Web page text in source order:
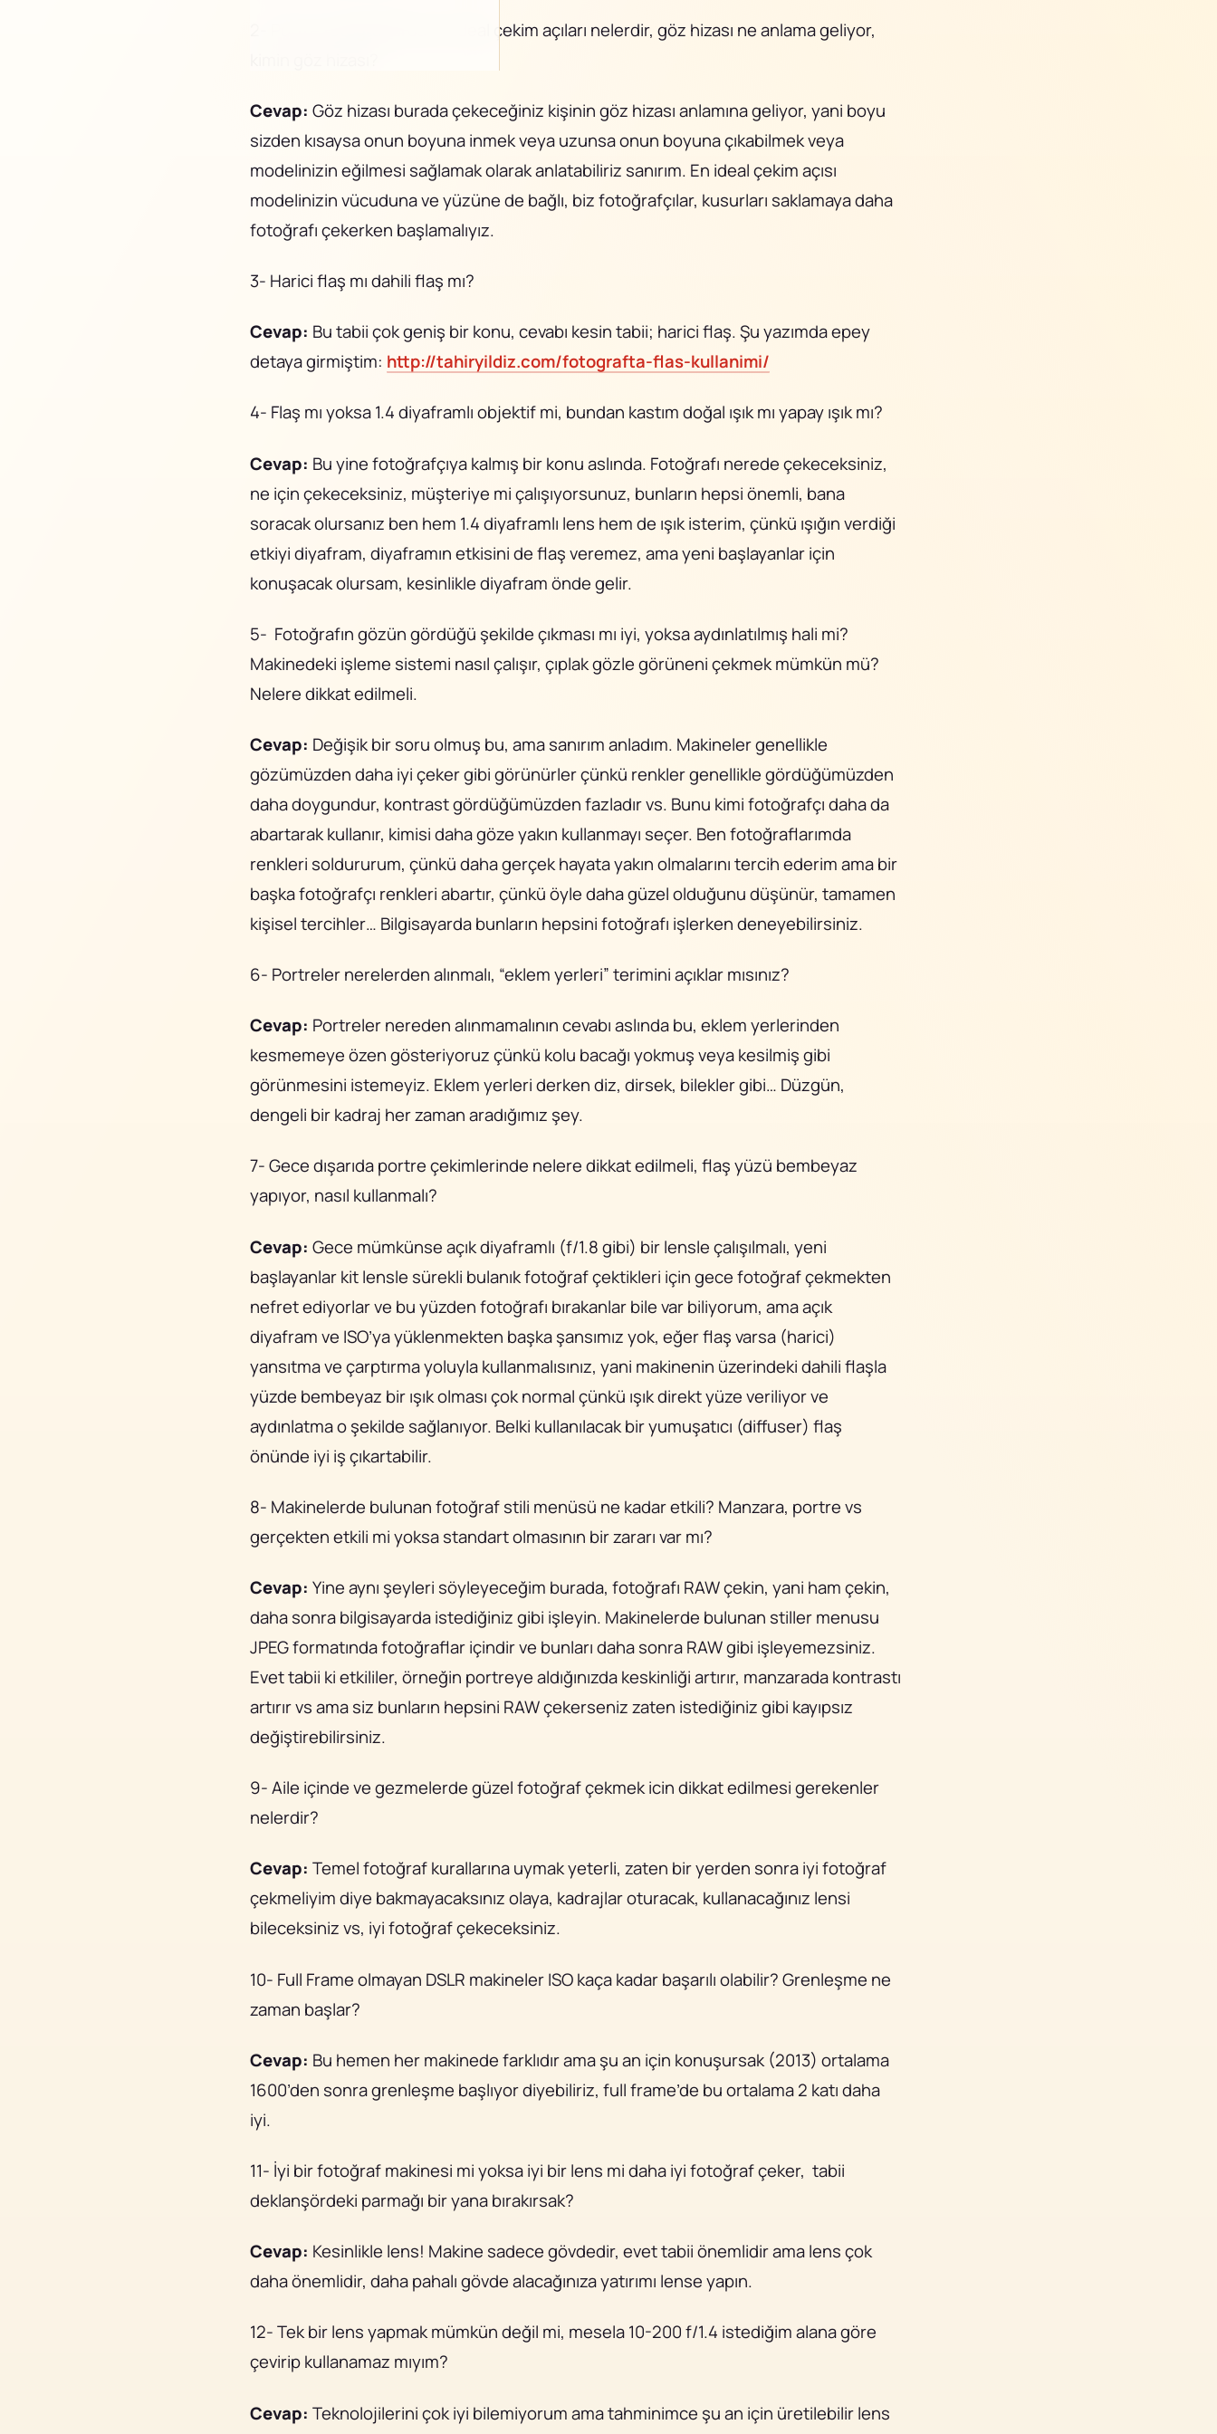
2- Portre fotoğraflarda en ideal çekim açıları nelerdir, göz hizası ne anlama geliyor,
Cevap: Göz hizası burada çekeceğiniz kişinin göz hizası anlamına geliyor, yani boyu
sizden kısaysa onun boyuna inmek veya uzunsa onun boyuna çıkabilmek veya
modelinizin eğilmesi sağlamak olarak anlatabiliriz sanırım. En ideal çekim açısı
modelinizin vücuduna ve yüzüne de bağlı, biz fotoğrafçılar, kusurları saklamaya daha
fotoğrafı çekerken başlamalıyız.
3- Harici flaş mı dahili flaş mı?
Cevap: Bu tabii çok geniş bir konu, cevabı kesin tabii; harici flaş. Şu yazımda epey
detaya girmiştim: http://tahiryildiz.com/fotografta-flas-kullanimi/
4- Flaş mı yoksa 1.4 diyaframlı objektif mi, bundan kastım doğal ışık mı yapay ışık mı?
Cevap: Bu yine fotoğrafçıya kalmış bir konu aslında. Fotoğrafı nerede çekeceksiniz,
ne için çekeceksiniz, müşteriye mi çalışıyorsunuz, bunların hepsi önemli, bana
soracak olursanız ben hem 1.4 diyaframlı lens hem de ışık isterim, çünkü ışığın verdiği
etkiyi diyafram, diyaframın etkisini de flaş veremez, ama yeni başlayanlar için
konuşacak olursam, kesinlikle diyafram önde gelir.
5- Fotoğrafın gözün gördüğü şekilde çıkması mı iyi, yoksa aydınlatılmış hali mi?
Makinedeki işleme sistemi nasıl çalışır, çıplak gözle görüneni çekmek mümkün mü?
Nelere dikkat edilmeli.
Cevap: Değişik bir soru olmuş bu, ama sanırım anladım. Makineler genellikle
gözümüzden daha iyi çeker gibi görünürler çünkü renkler genellikle gördüğümüzden
daha doygundur, kontrast gördüğümüzden fazladır vs. Bunu kimi fotoğrafçı daha da
abartarak kullanır, kimisi daha göze yakın kullanmayı seçer. Ben fotoğraflarımda
renkleri soldururum, çünkü daha gerçek hayata yakın olmalarını tercih ederim ama bir
başka fotoğrafçı renkleri abartır, çünkü öyle daha güzel olduğunu düşünür, tamamen
kişisel tercihler… Bilgisayarda bunların hepsini fotoğrafı işlerken deneyebilirsiniz.
6- Portreler nerelerden alınmalı, “eklem yerleri” terimini açıklar mısınız?
Cevap: Portreler nereden alınmamalının cevabı aslında bu, eklem yerlerinden
kesmemeye özen gösteriyoruz çünkü kolu bacağı yokmuş veya kesilmiş gibi
görünmesini istemeyiz. Eklem yerleri derken diz, dirsek, bilekler gibi… Düzgün,
dengeli bir kadraj her zaman aradığımız şey.
7- Gece dışarıda portre çekimlerinde nelere dikkat edilmeli, flaş yüzü bembeyaz
yapıyor, nasıl kullanmalı?
Cevap: Gece mümkünse açık diyaframlı (f/1.8 gibi) bir lensle çalışılmalı, yeni
başlayanlar kit lensle sürekli bulanık fotoğraf çektikleri için gece fotoğraf çekmekten
nefret ediyorlar ve bu yüzden fotoğrafı bırakanlar bile var biliyorum, ama açık
diyafram ve ISO’ya yüklenmekten başka şansımız yok, eğer flaş varsa (harici)
yansıtma ve çarptırma yoluyla kullanmalısınız, yani makinenin üzerindeki dahili flaşla
yüzde bembeyaz bir ışık olması çok normal çünkü ışık direkt yüze veriliyor ve
aydınlatma o şekilde sağlanıyor. Belki kullanılacak bir yumuşatıcı (diffuser) flaş
önünde iyi iş çıkartabilir.
8- Makinelerde bulunan fotoğraf stili menüsü ne kadar etkili? Manzara, portre vs
gerçekten etkili mi yoksa standart olmasının bir zararı var mı?
Cevap: Yine aynı şeyleri söyleyeceğim burada, fotoğrafı RAW çekin, yani ham çekin,
daha sonra bilgisayarda istediğiniz gibi işleyin. Makinelerde bulunan stiller menusu
JPEG formatında fotoğraflar içindir ve bunları daha sonra RAW gibi işleyemezsiniz.
Evet tabii ki etkililer, örneğin portreye aldığınızda keskinliği artırır, manzarada kontrastı
artırır vs ama siz bunların hepsini RAW çekerseniz zaten istediğiniz gibi kayıpsız
değiştirebilirsiniz.
9- Aile içinde ve gezmelerde güzel fotoğraf çekmek icin dikkat edilmesi gerekenler
nelerdir?
Cevap: Temel fotoğraf kurallarına uymak yeterli, zaten bir yerden sonra iyi fotoğraf
çekmeliyim diye bakmayacaksınız olaya, kadrajlar oturacak, kullanacağınız lensi
bileceksiniz vs, iyi fotoğraf çekeceksiniz.
10- Full Frame olmayan DSLR makineler ISO kaça kadar başarılı olabilir? Grenleşme ne
zaman başlar?
Cevap: Bu hemen her makinede farklıdır ama şu an için konuşursak (2013) ortalama
1600’den sonra grenleşme başlıyor diyebiliriz, full frame’de bu ortalama 2 katı daha
iyi.
11- İyi bir fotoğraf makinesi mi yoksa iyi bir lens mi daha iyi fotoğraf çeker, tabii
deklanşördeki parmağı bir yana bırakırsak?
Cevap: Kesinlikle lens! Makine sadece gövdedir, evet tabii önemlidir ama lens çok
daha önemlidir, daha pahalı gövde alacağınıza yatırımı lense yapın.
12- Tek bir lens yapmak mümkün değil mi, mesela 10-200 f/1.4 istediğim alana göre
çevirip kullanamaz mıyım?
Cevap: Teknolojilerini çok iyi bilemiyorum ama tahminimce şu an için üretilebilir lens